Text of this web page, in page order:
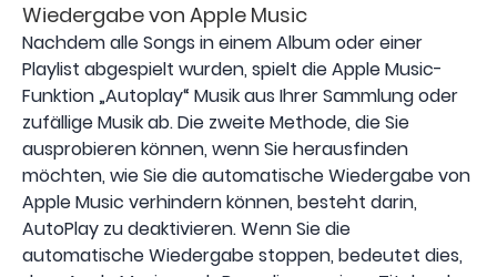
Wiedergabe von Apple Music
Nachdem alle Songs in einem Album oder einer
Playlist abgespielt wurden, spielt die Apple Music-
Funktion „Autoplay“ Musik aus Ihrer Sammlung oder
zufällige Musik ab. Die zweite Methode, die Sie
ausprobieren können, wenn Sie herausfinden
möchten, wie Sie die automatische Wiedergabe von
Apple Music verhindern können, besteht darin,
AutoPlay zu deaktivieren. Wenn Sie die
automatische Wiedergabe stoppen, bedeutet dies,